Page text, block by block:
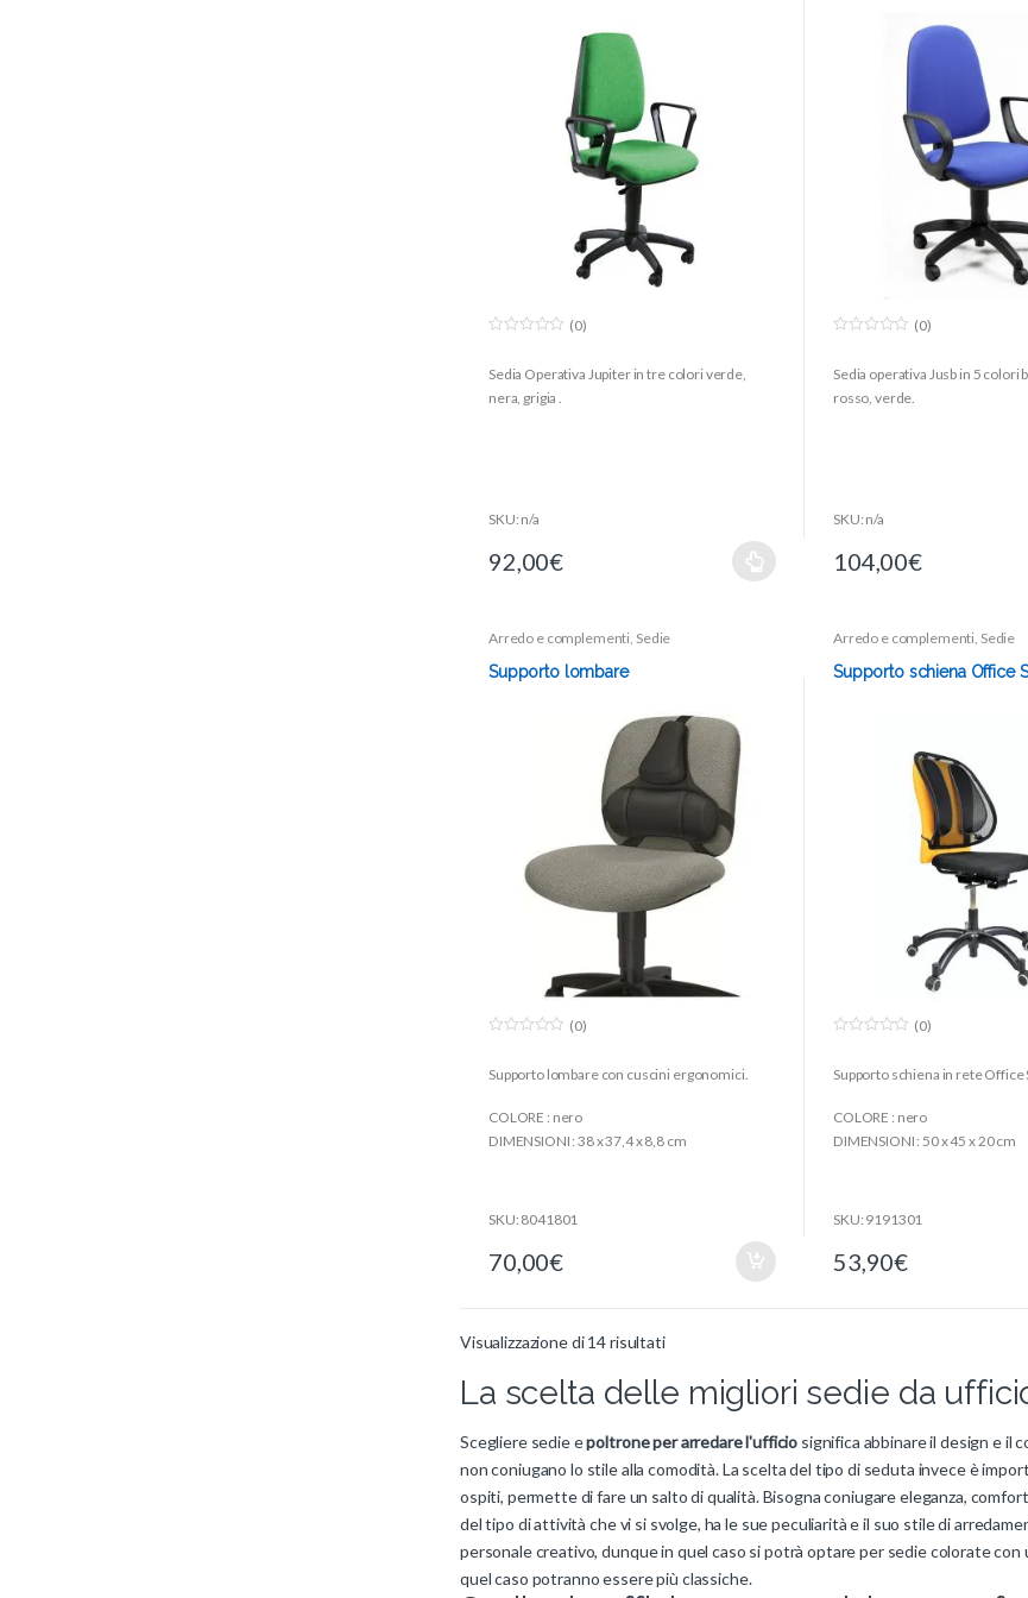
u
o
(0)
Sedia Operativa Jupiter in tre colori verde,
nera, grigia .
SKU: n/a
92,00€
u
o
(0)
Sedia operativa Jusb in 5 colori
rosso, verde.
SKU: n/a
104,00€
Arredo e complementi, Sedie
Supporto lombare
u
f
(0)
Supporto lombare con cuscini ergonomici.
COLORE : nero
DIMENSIONI : 38 x 37,4 x 8,8 cm
SKU: 8041801
70,00€
Arredo e complementi, Sedie
Supporto schiena Office
u
f
(0)
Supporto schiena in rete Office
COLORE : nero
DIMENSIONI : 50 x 45 x 20 cm
SKU: 9191301
53,90€
Visualizzazione di 14 risultati
La scelta delle migliori sedie da
Scegliere sedie epoltrone per arredare l'ufficio significa abbinare il design e il
non coniugano lo stile alla comodità. La scelta del tipo di seduta invece è
ospiti, permette di fare un salto di qualità. Bisogna coniugare eleganza,
del tipo di attività che vi si svolge, ha le sue peculiarità e il suo stile di
personale creativo, dunque in quel caso si potrà optare per sedie colorate
quel caso potranno essere più classiche.